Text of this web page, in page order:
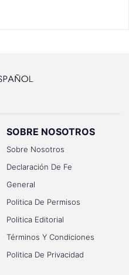
SOBRE NOSOTROS
Sobre Nosotros
Declaración De Fe
General
Politica De Permisos
Politica Editorial
Términos Y Condiciones
Politica De Privacidad